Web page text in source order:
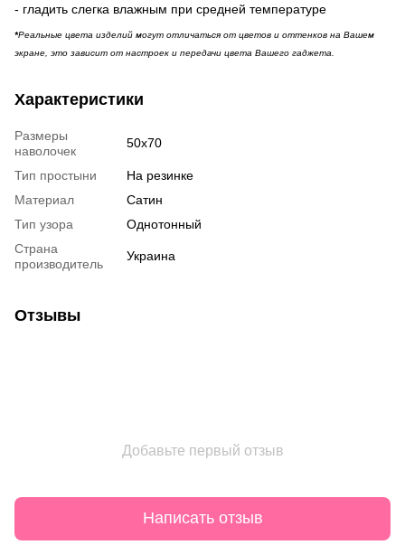
- гладить слегка влажным при средней температуре
*Реальные цвета изделий могут отличаться от цветов и оттенков на Вашем
экране, это зависит от настроек и передачи цвета Вашего гаджета.
Характеристики
Размеры
наволочек
50х70
Тип простыни
На резинке
Материал
Сатин
Тип узора
Однотонный
Страна
производитель
Украина
Отзывы
Добавьте первый отзыв
Написать отзыв